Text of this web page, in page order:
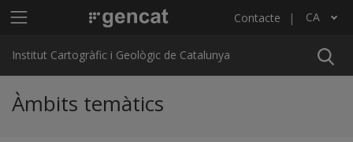
Menú principal ICGC Contacte CA
Llista les accions addicionals
Institut Cartogràfic i Geològic de Catalunya
Àmbits temàtics